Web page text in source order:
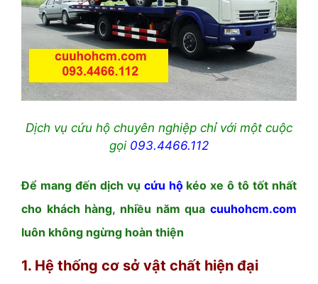
Dịch vụ cứu hộ chuyên nghiệp chỉ với một cuộc
gọi 093.4466.112
Để mang đến dịch vụ cứu hộ kéo xe ô tô tốt nhất
cho khách hàng, nhiều năm qua cuuhohcm.com
luôn không ngừng hoàn thiện
1. Hệ thống cơ sở vật chất hiện đại